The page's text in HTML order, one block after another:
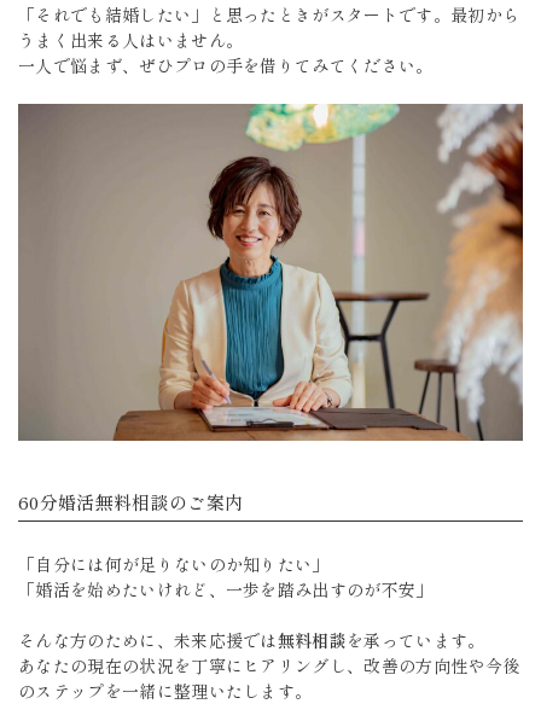
「それでも結婚したい」と思ったときがスタートです。最初から
うまく出来る人はいません。
一人で悩まず、ぜひプロの手を借りてみてください。
60分婚活無料相談のご案内
「自分には何が足りないのか知りたい」
「婚活を始めたいけれど、一歩を踏み出すのが不安」
そんな方のために、未来応援では無料相談を承っています。
あなたの現在の状況を丁寧にヒアリングし、改善の方向性や今後
のステップを一緒に整理いたします。